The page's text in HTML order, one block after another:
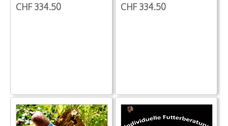
CHF 334.50
CHF 334.50